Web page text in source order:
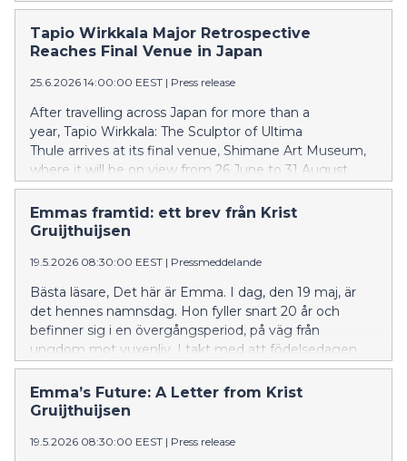
Tapio Wirkkala Major Retrospective
Reaches Final Venue in Japan
25.6.2026 14:00:00 EEST | Press release
After travelling across Japan for more than a
year, Tapio Wirkkala: The Sculptor of Ultima
Thule arrives at its final venue, Shimane Art Museum,
where it will be on view from 26 June to 31 August
2026.
Emmas framtid: ett brev från Krist
Gruijthuijsen
19.5.2026 08:30:00 EEST | Pressmeddelande
Bästa läsare, Det här är Emma. I dag, den 19 maj, är
det hennes namnsdag. Hon fyller snart 20 år och
befinner sig i en övergångsperiod, på väg från
ungdom mot vuxenliv. I takt med att födelsedagen
närmar sig stannar Emma upp för att reflektera. Att bli
vuxen är oundvikligt, men i vår tid sker det inte utan
utmaningar. De föreställningssystem hon en gång
utmanar henne att på nytt granska sitt sätt att förstå
Emma’s Future: A Letter from Krist
Gruijthuijsen
19.5.2026 08:30:00 EEST | Press release